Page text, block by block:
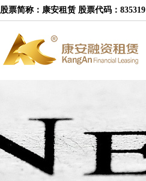
股票简称：康安租赁 股票代码：835319